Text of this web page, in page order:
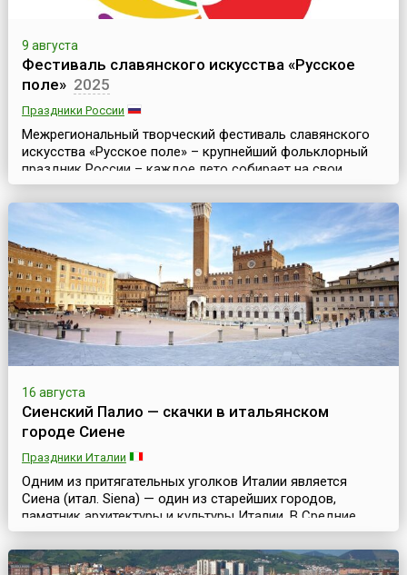
9 августа
Фестиваль славянского искусства «Русское
поле» 2025
Праздники России
Межрегиональный творческий фестиваль славянского
искусства «Русское поле» – крупнейший фольклорный
праздник России – каждое лето собирает на свои
площадки лучшие фольклорные ансамбли и
ремесленников со всей страны. В последние годы он
проходит на территории музея-заповедника
«Коломенское» в Москве (несколько лет проводился в
музее-заповеднике «Царицыно»). Организатором
мероприятия выступает Департ...
16 августа
Сиенский Палио — скачки в итальянском
городе Сиене
Праздники Италии
Одним из притягательных уголков Италии является
Сиена (итал. Siena) — один из старейших городов,
памятник архитектуры и культуры Италии. В Средние
века этот город, расположенный в западной части
страны, в Тоскане, был столицей сильной Сиенской
республики и уже в ту дальнюю эпоху хранил шедевры